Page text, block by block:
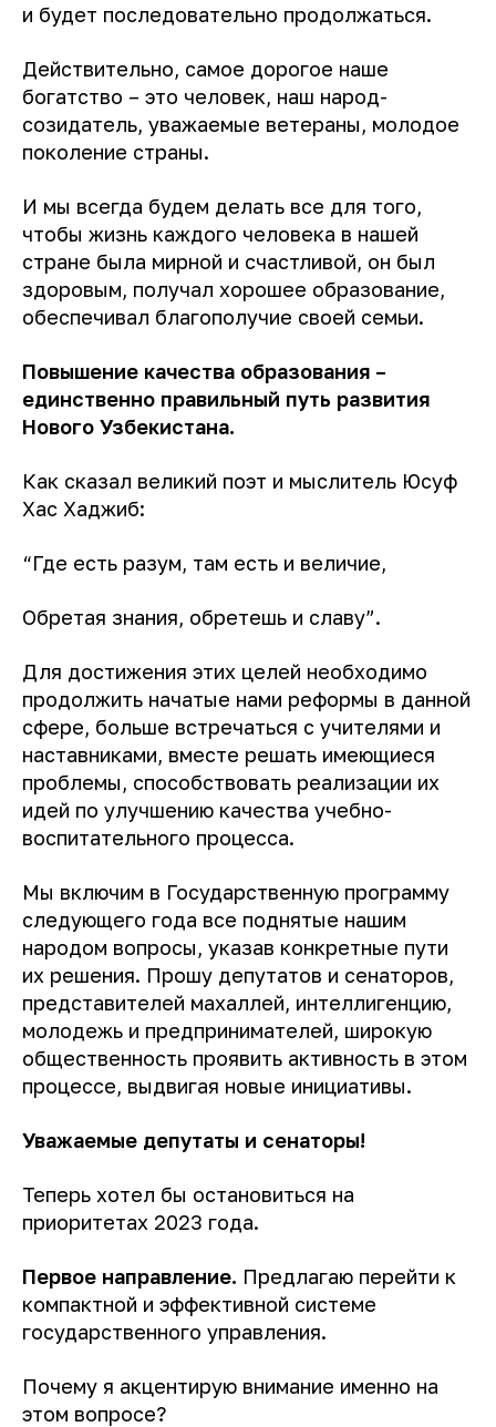
и будет последовательно продолжаться.
Действительно, самое дорогое наше
богатство – это человек, наш народ-
созидатель, уважаемые ветераны, молодое
поколение страны.
И мы всегда будем делать все для того,
чтобы жизнь каждого человека в нашей
стране была мирной и счастливой, он был
здоровым, получал хорошее образование,
обеспечивал благополучие своей семьи.
Повышение качества образования –
единственно правильный путь развития
Нового Узбекистана.
Как сказал великий поэт и мыслитель Юсуф
Хас Хаджиб:
“Где есть разум, там есть и величие,
Обретая знания, обретешь и славу”.
Для достижения этих целей необходимо
продолжить начатые нами реформы в данной
сфере, больше встречаться с учителями и
наставниками, вместе решать имеющиеся
проблемы, способствовать реализации их
идей по улучшению качества учебно-
воспитательного процесса.
Мы включим в Государственную программу
следующего года все поднятые нашим
народом вопросы, указав конкретные пути
их решения. Прошу депутатов и сенаторов,
представителей махаллей, интеллигенцию,
молодежь и предпринимателей, широкую
общественность проявить активность в этом
процессе, выдвигая новые инициативы.
Уважаемые депутаты и сенаторы!
Теперь хотел бы остановиться на
приоритетах 2023 года.
Первое направление. Предлагаю перейти к
компактной и эффективной системе
государственного управления.
Почему я акцентирую внимание именно на
этом вопросе?